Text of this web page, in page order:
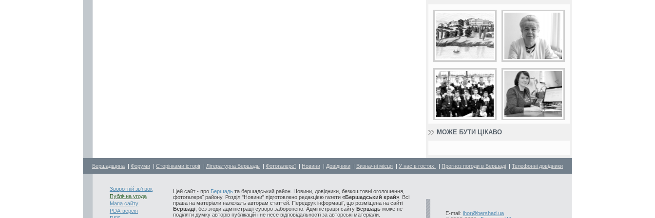
МОЖЕ БУТИ ЦІКАВО
Бершадщина | Форуми | Сторінками історії | Літературна Бершадь | Фотогалереї | Новини | Довідники | Визначні місця | У нас в гостях! | Прогноз погоди в Бершаді | Телефонні довідники
Зворотній зв'язок
Публічна угода
Мапа сайту
PDA-версія
Цей сайт - про Бершадь та бершадський район. Новини, довідники, безкоштовні оголошення,
фотогалереї району. Розділ "Новини" підготовлено редакцією газети «Бершадський край» . Всі
права на матеріали належать авторам статтей. Передрук інформації, що розміщена на сайті
Бершаді , без згоди адміністрації суворо заборонено. Адміністрація сайту Бершадь може не
поділяти думку авторів публікацій і не несе відповідальності за авторські матеріали.
E-mail: ihor@bershad.ua